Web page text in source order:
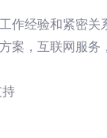
作经验和紧密关
案，互联网服